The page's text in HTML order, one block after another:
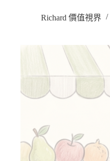
Richard 價值視界